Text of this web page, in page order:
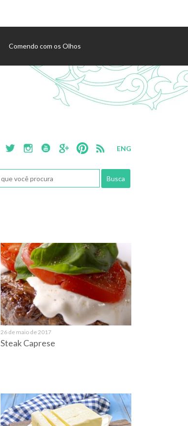
Comendo com os Olhos
ENG
26 de maio de 2017
Steak Caprese